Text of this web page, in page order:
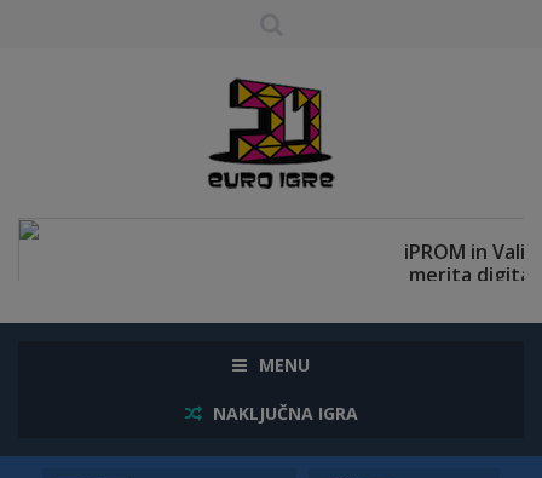
MENU
NAKLJUČNA IGRA